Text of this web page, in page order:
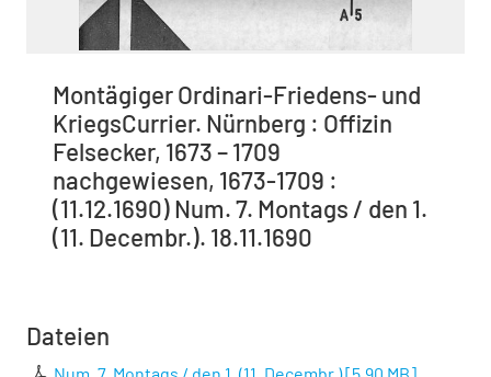
Montägiger Ordinari-Friedens- und
KriegsCurrier. Nürnberg : Offizin
Felsecker, 1673 – 1709
nachgewiesen, 1673-1709 :
(11.12.1690) Num. 7. Montags / den 1.
(11. Decembr.). 18.11.1690
Dateien